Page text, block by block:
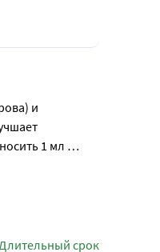
и
1 мл
необходимо
срок